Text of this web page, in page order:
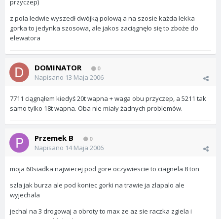
przyczep)
z pola ledwie wyszedł dwójką polową a na szosie każda lekka
gorka to jedynka szosowa, ale jakos zaciągnęło się to zboże do
elewatora
DOMINATOR 0
Napisano 13 Maja 2006
7711 ciągnąłem kiedyś 20t wapna + waga obu przyczep, a 5211 tak
samo tylko 18t wapna. Oba nie miały żadnych problemów.
Przemek B 0
Napisano 14 Maja 2006
moja 60siadka najwiecej pod gore oczywiescie to ciagnela 8 ton
szla jak burza ale pod koniec gorki na trawie ja zlapalo ale
wyjechala
jechal na 3 drogowaj a obroty to max ze az sie raczka zgiela i